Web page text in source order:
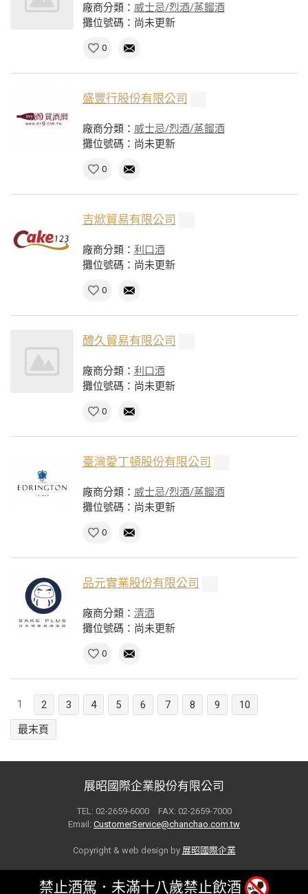
廠商分類： 威士忌/烈酒/蒸餾酒
攤位號碼：尚未更新
0
盛豐行股份有限公司
廠商分類： 威士忌/烈酒/蒸餾酒
攤位號碼：尚未更新
0
吉焮貿易有限公司
廠商分類： 利口酒
攤位號碼：尚未更新
0
醴久貿易有限公司
廠商分類： 利口酒
攤位號碼：尚未更新
0
臺灣愛丁頓股份有限公司
廠商分類： 威士忌/烈酒/蒸餾酒
攤位號碼：尚未更新
0
品元實業股份有限公司
廠商分類： 清酒
攤位號碼：尚未更新
0
1 2 3 4 5 6 7 8 9
10
最末頁
展昭國際企業股份有限公司
TEL: 02-2659-6000 FAX: 02-2659-7000
Email: CustomerService@chanchao.com.tw
Copyright & web design by 展昭國際企業
禁止酒駕．未滿十八歲禁止飲酒